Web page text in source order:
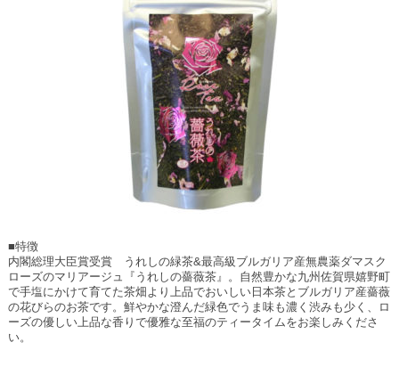
■特徴
内閣総理大臣賞受賞 うれしの緑茶&最高級ブルガリア産無農薬ダマスク
ローズのマリアージュ『うれしの薔薇茶』。自然豊かな九州佐賀県嬉野町
で手塩にかけて育てた茶畑より上品でおいしい日本茶とブルガリア産薔薇
の花びらのお茶です。鮮やかな澄んだ緑色でうま味も濃く渋みも少く、ロ
ーズの優しい上品な香りで優雅な至福のティータイムをお楽しみくださ
い。